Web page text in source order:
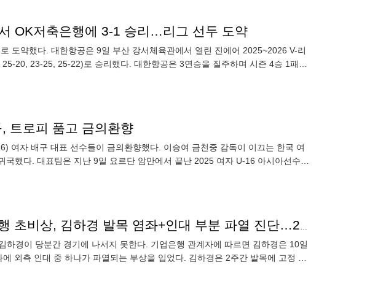
OK저축은행에 3-1 승리…리그 선두 도약
도약했다. 대한항공은 9일 부산 강서체육관에서 열린 진에어 2025~2026 V-리
20, 23-25, 25-22)로 승리했다. 대한항공은 3연승을 질주하며 시즌 4승 1패를
트로피 품고 금의환향
여자 배구 대표 선수들이 금의환향했다. 이승여 금천중 감독이 이끄는 한국 여
했다. 대표팀은 지난 9일 요르단 암만에서 끝난 2025 여자 U-16 아시아선수권
이소영 이어 또 ‘부상 악령’ 기업은행 초비상, 김하경 발목 염좌+인대 부분 파열 진단…2R 위기 직면
하경이 당분간 경기에 나서지 못한다. 기업은행 관계자에 따르면 김하경은 10일
외측 인대 중 하나가 파열되는 부상을 입었다. 김하경은 2주간 발목에 고정 장